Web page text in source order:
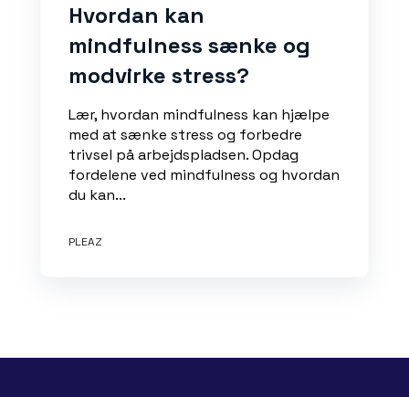
Hvordan kan
mindfulness sænke og
modvirke stress?
Lær, hvordan mindfulness kan hjælpe
med at sænke stress og forbedre
trivsel på arbejdspladsen. Opdag
fordelene ved mindfulness og hvordan
du kan...
PLEAZ